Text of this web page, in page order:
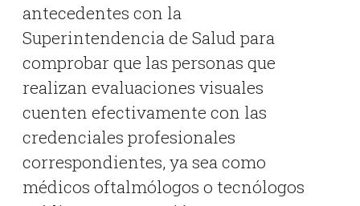
antecedentes con la
Superintendencia de Salud para
comprobar que las personas que
realizan evaluaciones visuales
cuenten efectivamente con las
credenciales profesionales
correspondientes, ya sea como
médicos oftalmólogos o tecnólogos